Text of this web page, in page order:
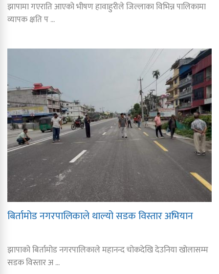
झापामा गएराति आएको भीषण हावाहुरीले जिल्लाका विभिन्न पालिकामा
व्यापक क्षति प ...
बिर्तामोड नगरपालिकाले थाल्यो सडक विस्तार अभियान
झापाको बिर्तामोड नगरपालिकाले महानन्द चोकदेखि देउनिया खोलासम्म
सडक विस्तार अ ...